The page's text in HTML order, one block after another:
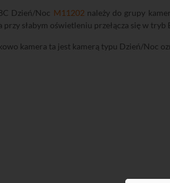
Dzień/Noc M11202 należy do grupy
przy słabym oświetleniu przełącza się w
kamera ta jest kamerą typu Dzień/Noc